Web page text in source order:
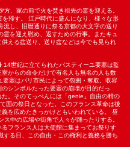
方、家の前で火を焚き祖先の霊を迎える。
帰す。 江戸時代に盛んになり、様々な形
し、旧暦通りに祭る京都の大文字の送り
を迎え慰め、返すための行事。またキュ
える盆送り、送り盆などは今でも見られ
14世紀に立てられたバスティーユ要塞は監
からの命令だけで有名人も無名の人も数
塞はパリ市民によって包囲・奪取。収容
シンボルたった要塞の崩壊が目的だっ
。そのてっぺんには「genie」自由の精の
国の祭日となった。このフランス革命は後
を広めたきっかけともいわれている。 昼
中の広場や街角で人々が踊ったりする。
フランス人は大使館に集まってお祭りす
る日、この自由・この権利と義務を勝ち